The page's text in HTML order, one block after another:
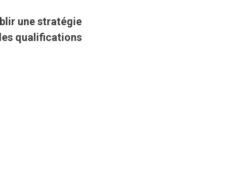
une stratégie
qualifications